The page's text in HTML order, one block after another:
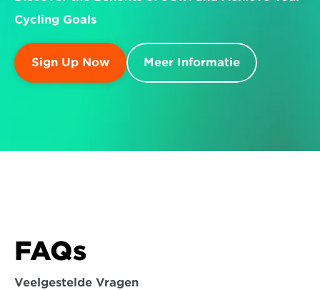
Cycling Goals
Sign Up Now Meer Informatie
FAQs
Veelgestelde Vragen